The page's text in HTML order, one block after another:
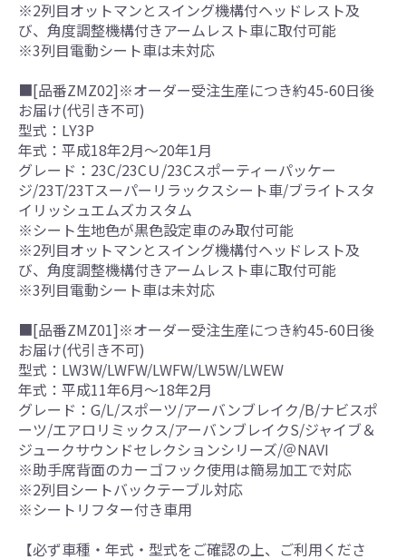
※2列目オットマンとスイング機構付ヘッドレスト及
び、角度調整機構付きアームレスト車に取付可能
※3列目電動シート車は未対応
■[品番ZMZ02]※オーダー受注生産につき約45-60日後
お届け(代引き不可)
型式：LY3P
年式：平成18年2月～20年1月
グレード：23C/23CＵ/23Cスポーティーパッケー
ジ/23T/23Tスーパーリラックスシート車/ブライトスタ
イリッシュエムズカスタム
※シート生地色が黒色設定車のみ取付可能
※2列目オットマンとスイング機構付ヘッドレスト及
び、角度調整機構付きアームレスト車に取付可能
※3列目電動シート車は未対応
■[品番ZMZ01]※オーダー受注生産につき約45-60日後
お届け(代引き不可)
型式：LW3W/LWFW/LWFW/LW5W/LWEW
年式：平成11年6月～18年2月
グレード：G/L/スポーツ/アーバンブレイク/B/ナビスポ
ーツ/エアロリミックス/アーバンブレイクS/ジャイブ＆
ジュークサウンドセレクションシリーズ/＠NAVI
※助手席背面のカーゴフック使用は簡易加工で対応
※2列目シートバックテーブル対応
※シートリフター付き車用
【必ず車種・年式・型式をご確認の上、ご利用くださ